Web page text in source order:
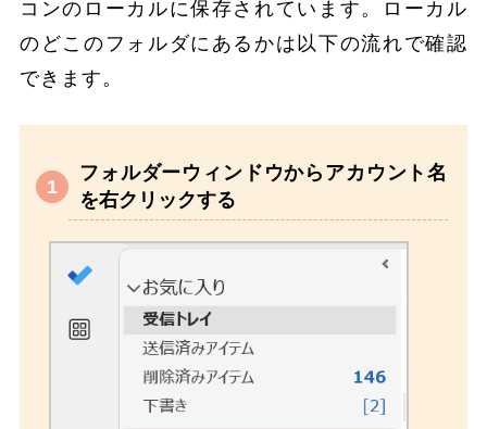
コンのローカルに保存されています。ローカル
のどこのフォルダにあるかは以下の流れで確認
できます。
フォルダーウィンドウからアカウント名
を右クリックする